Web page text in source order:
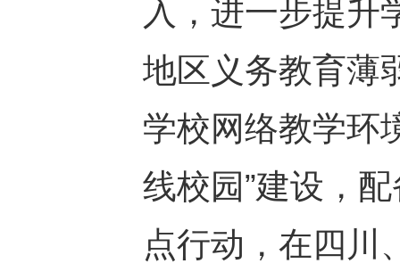
入，进一步提升
地区义务教育薄
学校网络教学环
线校园”建设，
点行动，在四川